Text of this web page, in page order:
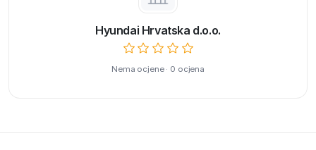
Hyundai Hrvatska d.o.o.
Nema ocjene · 0 ocjena